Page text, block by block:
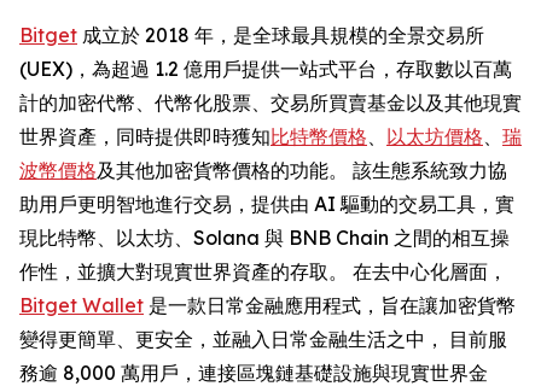
Bitget 成立於 2018 年，是全球最具規模的全景交易所
(UEX)，為超過 1.2 億用戶提供一站式平台，存取數以百萬
計的加密代幣、代幣化股票、交易所買賣基金以及其他現實
世界資產，同時提供即時獲知比特幣價格 以太坊價格
瑞
波幣價格及其他加密貨幣價格的功能。 該生態系統致力協
助用戶更明智地進行交易，提供由 AI 驅動的交易工具，實
現比特幣、以太坊、Solana 與 BNB Chain 之間的相互操
作性，並擴大對現實世界資產的存取。 在去中心化層面，
Bitget Wallet 是一款日常金融應用程式，旨在讓加密貨幣
變得更簡單、更安全，並融入日常金融生活之中， 目前服
務逾 8,000 萬用戶，連接區塊鏈基礎設施與現實世界金